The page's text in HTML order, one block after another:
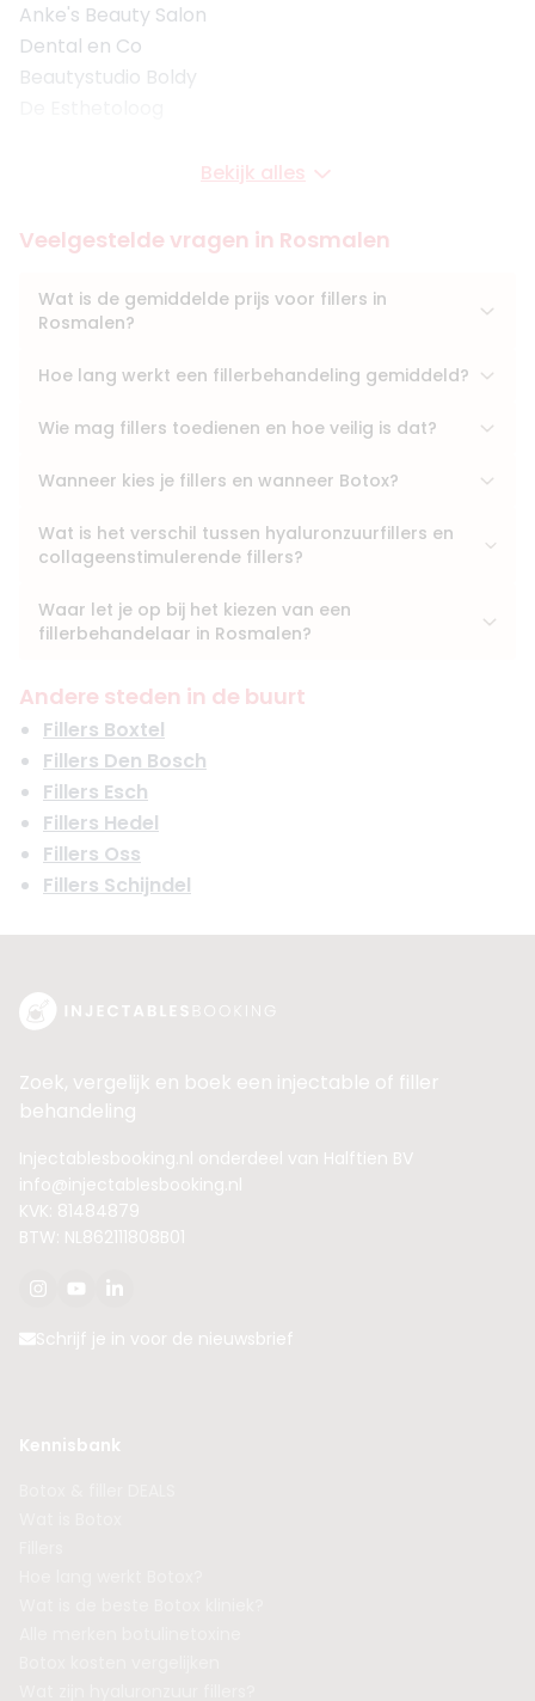
Anke's Beauty Salon
Dental en Co
Beautystudio Boldy
Bekijk alles
Veelgestelde vragen in Rosmalen
Wat is de gemiddelde prijs voor fillers in
Rosmalen?
Hoe lang werkt een fillerbehandeling gemiddeld?
Wie mag fillers toedienen en hoe veilig is dat?
Wanneer kies je fillers en wanneer Botox?
Wat is het verschil tussen hyaluronzuurfillers en
collageenstimulerende fillers?
Waar let je op bij het kiezen van een
fillerbehandelaar in Rosmalen?
Andere steden in de buurt
Fillers Boxtel
Fillers Den Bosch
Fillers Esch
Fillers Hedel
Fillers Oss
Fillers Schijndel
Zoek, vergelijk en boek een injectable of filler
behandeling
Injectablesbooking.nl onderdeel van Halftien BV
info@injectablesbooking.nl
KVK: 81484879
BTW: NL862111808B01
Schrijf je in voor de nieuwsbrief
Kennisbank